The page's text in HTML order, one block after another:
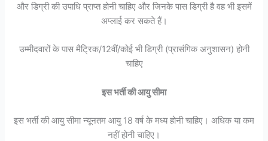
और डिग्री की उपाधि प्राप्त होनी चाहिए और जिनके पास डिग्री है वह भी इसमें
अप्लाई कर सकते हैं।
उम्मीदवारों के पास मैट्रिक/12वीं/कोई भी डिग्री (प्रासंगिक अनुशासन) होनी
चाहिए
इस भर्ती की आयु सीमा
इस भर्ती की आयु सीमा न्यूनतम आयु 18 वर्ष के मध्य होनी चाहिए। अधिक या कम
नहीं होनी चाहिए।